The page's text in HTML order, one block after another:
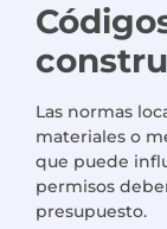
Las normas
materiales o
que puede
permisos
presupuesto.